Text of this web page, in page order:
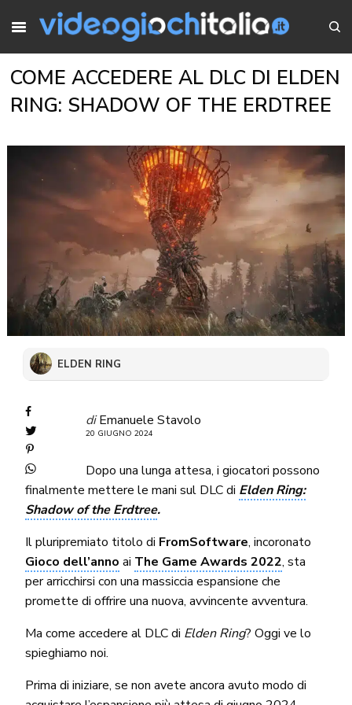
COME ACCEDERE AL DLC DI ELDEN
RING: SHADOW OF THE ERDTREE
ELDEN RING
di Emanuele Stavolo
20 GIUGNO 2024
Dopo una lunga attesa, i giocatori possono
finalmente mettere le mani sul DLC di Elden Ring:
Shadow of the Erdtree.
Il pluripremiato titolo di FromSoftware, incoronato
Gioco dell’anno ai The Game Awards 2022, sta
per arricchirsi con una massiccia espansione che
promette di offrire una nuova, avvincente avventura.
Ma come accedere al DLC di Elden Ring? Oggi ve lo
spieghiamo noi.
Prima di iniziare, se non avete ancora avuto modo di